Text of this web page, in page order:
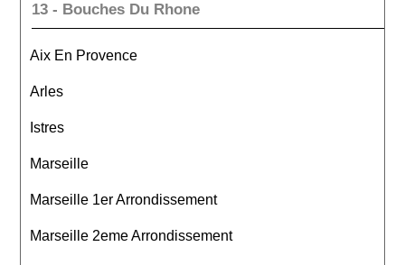
13 - Bouches Du Rhone
Aix En Provence
Arles
Istres
Marseille
Marseille 1er Arrondissement
Marseille 2eme Arrondissement